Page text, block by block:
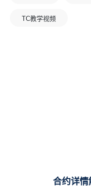
TC教学视频
合约详情